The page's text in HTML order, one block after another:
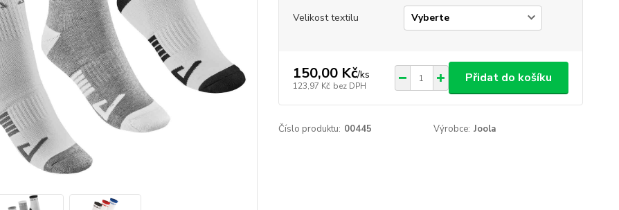
Velikost textilu
150,00 Kč/ks
123,97 Kč bez DPH
Přidat do košíku
Číslo produktu: 00445 Výrobce: Joola